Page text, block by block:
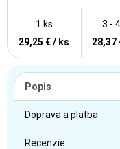
3 -
28,37
1 ks
29,25 € / ks
Popis
Doprava a platba
Recenzie